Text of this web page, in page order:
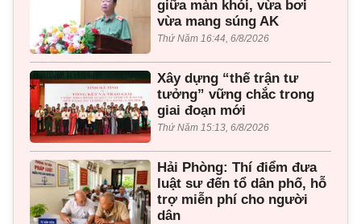
giữa màn khói, vừa bơi
vừa mang súng AK
Thứ Năm 16:44, 6/8/2026
Xây dựng “thế trận tư
tưởng” vững chắc trong
giai đoạn mới
Thứ Năm 15:13, 6/8/2026
Hải Phòng: Thí điểm đưa
luật sư đến tổ dân phố, hỗ
trợ miễn phí cho người
dân